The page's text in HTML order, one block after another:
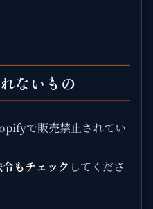
ないもの
で販売禁止されてい
もチェック してくださ